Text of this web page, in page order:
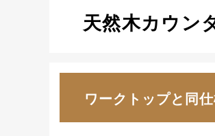
天然木カウン
ワークトップと同